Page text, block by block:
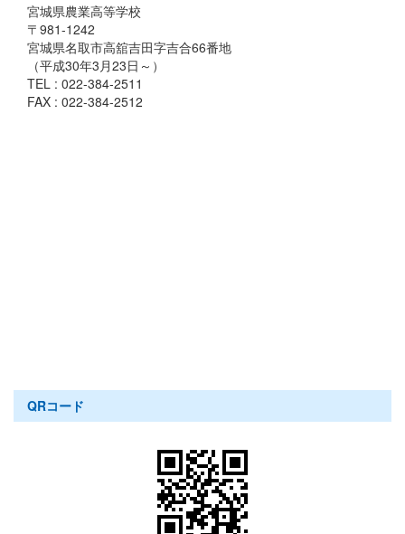
宮城県農業高等学校
〒981-1242
宮城県名取市高舘吉田字吉合66番地
（平成30年3月23日～）
TEL : 022-384-2511
FAX : 022-384-2512
QRコード